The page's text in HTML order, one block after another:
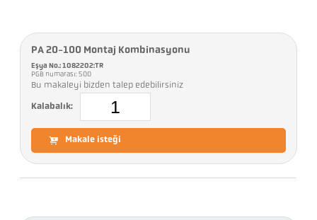
PA 20-100 Montaj Kombinasyonu
Eşya No.: 1082202:TR
PGB numarası: 500
Bu makaleyi bizden talep edebilirsiniz
Kalabalık:
Makale isteği